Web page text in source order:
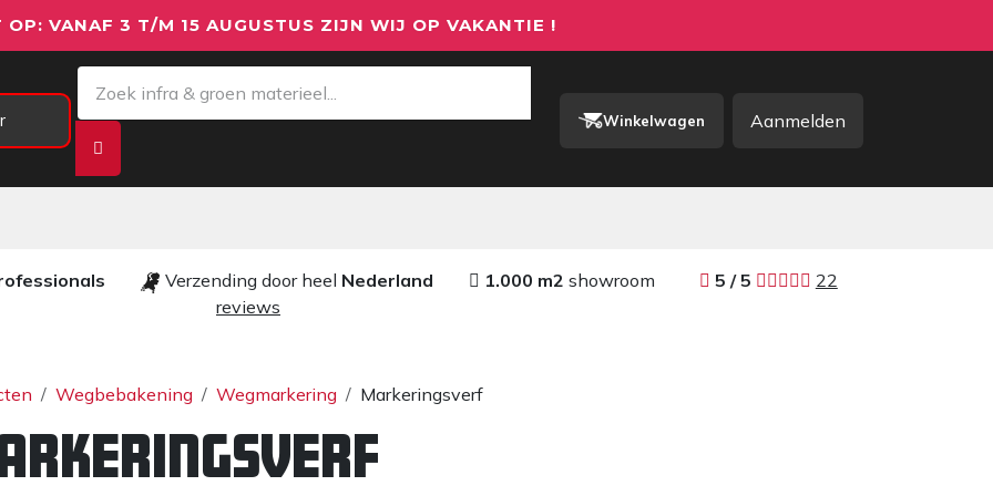
OP: VANAF 3 T/M 15 AUGUSTUS ZIJN WIJ OP VAKANTIE !
Winkelwagen Aanmelden
Verzending door heel Nederland 1.000 m2showroom 5 / 5 ​
22
reviews​
Wegbebakening Wegmarkering Markeringsverf